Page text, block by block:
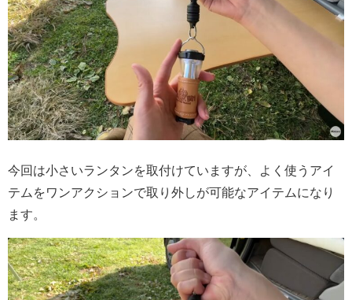
今回は小さいランタンを取付けていますが、よく使うアイ
テムをワンアクションで取り外しが可能なアイテムになり
ます。